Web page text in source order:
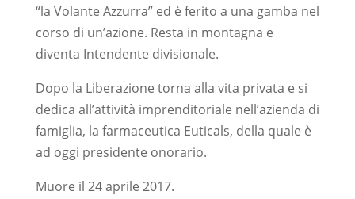
“la Volante Azzurra” ed è ferito a una gamba nel
corso di un’azione. Resta in montagna e
diventa Intendente divisionale.
Dopo la Liberazione torna alla vita privata e si
dedica all’attività imprenditoriale nell’azienda di
famiglia, la farmaceutica Euticals, della quale è
ad oggi presidente onorario.
Muore il 24 aprile 2017.